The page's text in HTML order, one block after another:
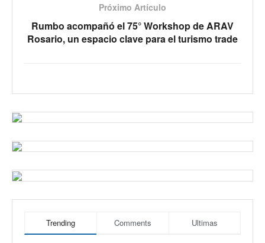
Próximo Artículo
Rumbo acompañó el 75° Workshop de ARAV
Rosario, un espacio clave para el turismo trade
Trending Comments Ultimas